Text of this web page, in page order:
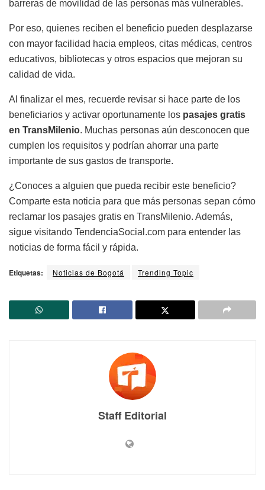
barreras de movilidad de las personas más vulnerables.
Por eso, quienes reciben el beneficio pueden desplazarse
con mayor facilidad hacia empleos, citas médicas, centros
educativos, bibliotecas y otros espacios que mejoran su
calidad de vida.
Al finalizar el mes, recuerde revisar si hace parte de los
beneficiarios y activar oportunamente los pasajes gratis
en TransMilenio. Muchas personas aún desconocen que
cumplen los requisitos y podrían ahorrar una parte
importante de sus gastos de transporte.
¿Conoces a alguien que pueda recibir este beneficio?
Comparte esta noticia para que más personas sepan cómo
reclamar los pasajes gratis en TransMilenio. Además,
sigue visitando TendenciaSocial.com para entender las
noticias de forma fácil y rápida.
Etiquetas: Noticias de Bogotá Trending Topic
Staff Editorial